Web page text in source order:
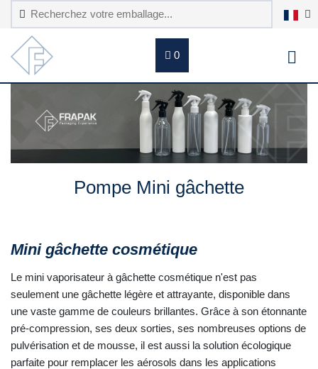
0
Pompe Mini gâchette
Mini gâchette cosmétique
Le mini vaporisateur à gâchette cosmétique n'est pas
seulement une gâchette légère et attrayante, disponible dans
une vaste gamme de couleurs brillantes. Grâce à son étonnante
pré-compression, ses deux sorties, ses nombreuses options de
pulvérisation et de mousse, il est aussi la solution écologique
parfaite pour remplacer les aérosols dans les applications